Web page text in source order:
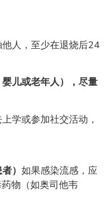
人，至少在退烧后24
儿或老年人），尽量
学或参加社交活动，
） 如果感染流感，应
物（如奥司他韦